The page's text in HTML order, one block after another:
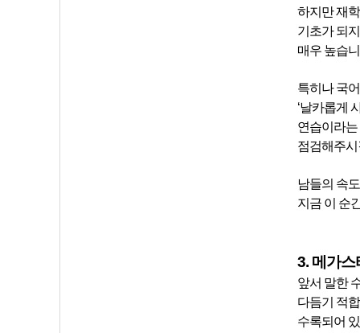
하지만 재
기초가 되
매우 높습
특히나 국
‘날카롭게
연습이라는
점검해주
남들의 속
지금 이 순
3. 메가스
앞서 말한
다듬기 적
수록되어